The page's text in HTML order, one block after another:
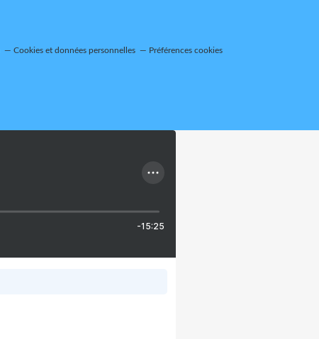
Cookies et données personnelles Préférences cookies
-15:25